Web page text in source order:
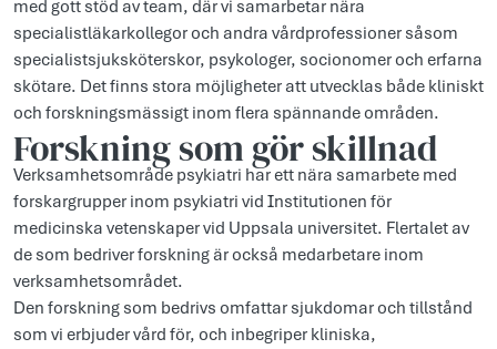
med gott stöd av team, där vi samarbetar nära
specialistläkarkollegor och andra vårdprofessioner såsom
specialistsjuksköterskor, psykologer, socionomer och erfarna
skötare. Det finns stora möjligheter att utvecklas både kliniskt
och forskningsmässigt inom flera spännande områden.
Forskning som gör skillnad
Verksamhetsområde psykiatri har ett nära samarbete med
forskargrupper inom psykiatri vid Institutionen för
medicinska vetenskaper vid Uppsala universitet. Flertalet av
de som bedriver forskning är också medarbetare inom
verksamhetsområdet.
Den forskning som bedrivs omfattar sjukdomar och tillstånd
som vi erbjuder vård för, och inbegriper kliniska,